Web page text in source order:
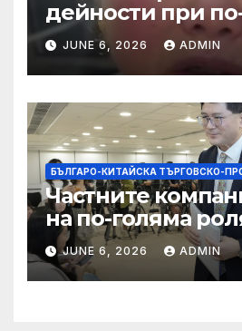
дейности при
правила за
слуховете и
JUNE 6, 2026 ADMIN
БЪЛГАРО-КИТАЙСКА ТЪРГОВСКО-
Частните
на по-голяма
стратегическата
енергетика
JUNE 6, 2026 ADMIN